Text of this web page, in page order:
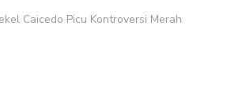
Caicedo Picu Kontroversi Merah